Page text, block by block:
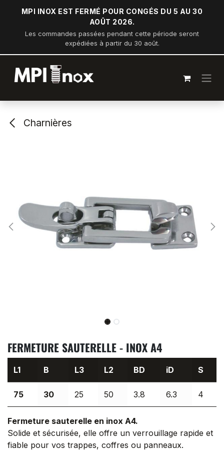
Se rendre au contenu
MPI INOX EST FERMÉ POUR CONGÉS DU 5 AU 30
AOÛT 2026.
Les commandes passées pendant cette période seront
expédiées à partir du 30 août.
Charnières
FERMETURE SAUTERELLE - INOX A4
L1 B L3 L2 BD iD S
75 30 25 50 3.8 6.3 4
Fermeture sauterelle en inox A4.
Solide et sécurisée, elle offre un verrouillage rapide et
fiable pour vos trappes, coffres ou panneaux.